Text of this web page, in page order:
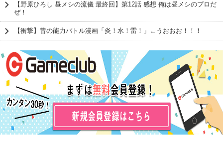
【野原ひろし 昼メシの流儀 最終回】第12話 感想 俺は昼メシのプロだ
ぜ！
【衝撃】昔の能力バトル漫画「炎！水！雷！」←うおおお！！！